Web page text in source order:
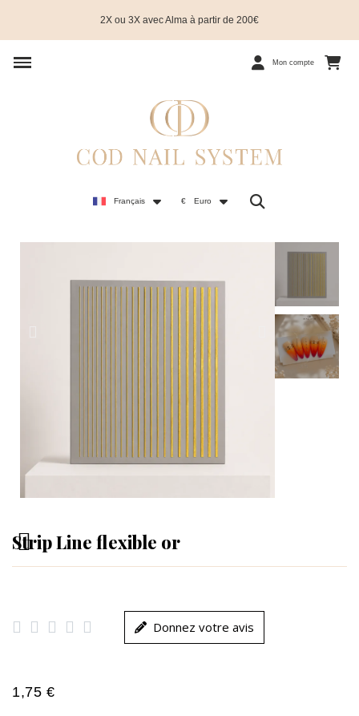
2X ou 3X avec Alma à partir de 200€
Mon compte
Français € Euro
Strip Line flexible or
     Donnez votre avis
1,75 €